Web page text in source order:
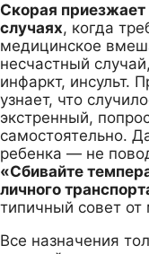
Скорая приезжает
случаях, когда
медицинское
несчастный
инфаркт, инсульт.
узнает, что
экстренный,
самостоятельно.
ребенка — не
«Сбивайте
личного
типичный совет от
Все назначения